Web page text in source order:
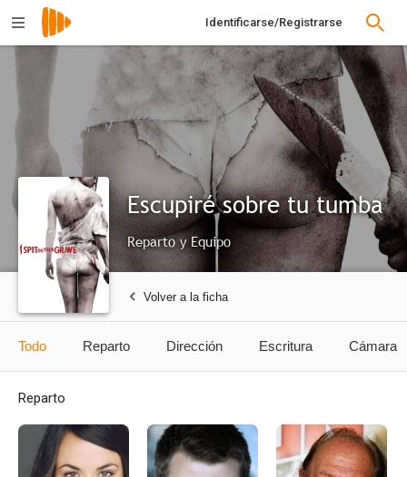
Identificarse/Registrarse
Escupiré sobre tu tumba
Reparto y Equipo
Volver a la ficha
Todo Reparto Dirección Escritura Cámara
Reparto